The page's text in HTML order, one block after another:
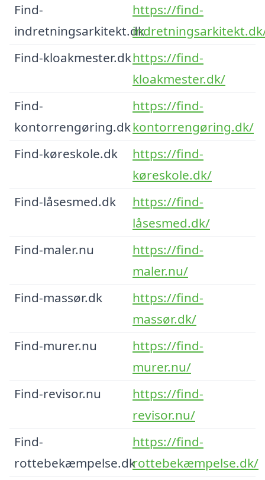
Find-
indretningsarkitekt.dk
https://find-
Find-kloakmester.dkhttps://find-
kloakmester.dk/
Find-
kontorrengøring.dk
https://find-
kontorrengøring.dk/
Find-køreskole.dk
https://find-
køreskole.dk/
Find-låsesmed.dk
https://find-
låsesmed.dk/
Find-maler.nu
https://find-
maler.nu/
Find-massør.dk
https://find-
massør.dk/
Find-murer.nu
https://find-
murer.nu/
Find-revisor.nu
https://find-
revisor.nu/
Find-
rottebekæmpelse.dk
https://find-
rottebekæmpelse.dk/